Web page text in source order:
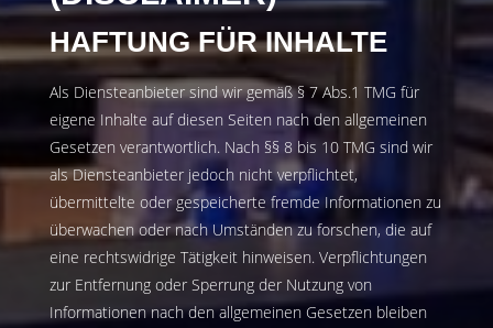
HAFTUNG FÜR INHALTE
Als Diensteanbieter sind wir gemäß § 7 Abs.1 TMG für
eigene Inhalte auf diesen Seiten nach den allgemeinen
Gesetzen verantwortlich. Nach §§ 8 bis 10 TMG sind wir
als Diensteanbieter jedoch nicht verpflichtet,
übermittelte oder gespeicherte fremde Informationen zu
überwachen oder nach Umständen zu forschen, die auf
eine rechtswidrige Tätigkeit hinweisen. Verpflichtungen
zur Entfernung oder Sperrung der Nutzung von
Informationen nach den allgemeinen Gesetzen bleiben